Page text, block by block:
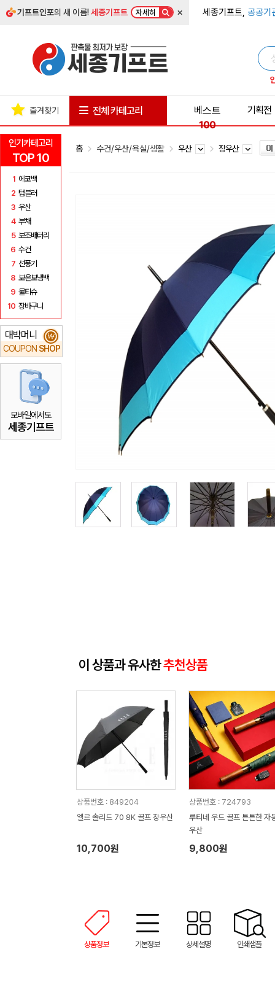
기프트인포의 새 이름!세종기프트 자세히 × 세종기프트, 공공기
인기카테고리
TOP 10
1 에코백
2 텀블러
3 우산
4 부채
5 보조배터리
6 수건
7 선풍기
8 보온보냉백
9 물티슈
10 장바구니
대박머니
COUPON SHOP
₩
모바일에서도
세종기프트
즐겨찾기 전체 카테고리
베스트
100
기획전
홈 수건/우산/욕실/생활 우산 장우산
이 상품과 유사한추천상품
상품번호 : 849204
엘르 솔리드 70 8K 골프 장우산
10,700원
상품번호 : 724793
루티네 우드 골프 튼튼한 자
우산
9,800원
상품정보 기본정보 상세설명 인쇄샘플